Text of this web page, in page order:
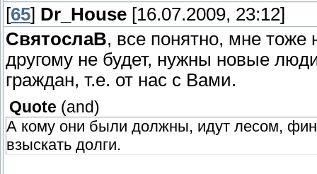
[65] Dr_House [16.07.2009, 23:12]
СвятослаВ, все понятно, мне
другому не будет, нужны новые
граждан, т.е. от нас с Вами.
Quote (and)
А кому они были должны, идут лесом,
взыскать долги.